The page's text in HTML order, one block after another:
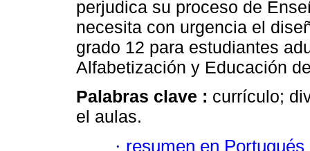
perjudica su proceso de
necesita con urgencia el
grado 12 para estudiantes
Alfabetización y Educación
Palabras clave : currículo;
el aulas.
· resumen en Portugués